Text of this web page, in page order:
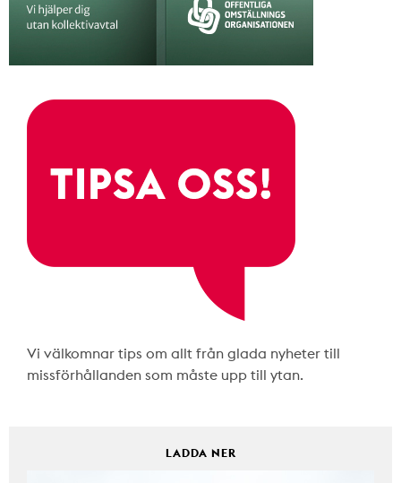
Vi välkomnar tips om allt från glada nyheter till
missförhållanden som måste upp till ytan.
LADDA NER